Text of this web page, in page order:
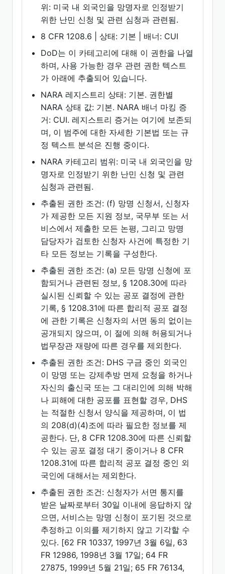
위: 미국 내 외국인을 망명자로 인정받기
위한 난민 신청 및 관련 심청과 관련됨.
8 CFR 1208.6 | 상태: 기본 | 배너: CUI
DoD는 이 카테고리에 대해 이 권한을 나열
하며, 사용 가능한 경우 관련 권한 텍스트
가 아래에 추출되어 있습니다.
NARA 레지스트리 상태: 기본. 권한별
NARA 상태 값: 기본. NARA 배너 마킹 증
거: CUI. 레지스트리 증거는 여기에 보존되
며, 이 범주에 대한 자세한 기본법 또는 규
정 텍스트 분석은 진행 중이다.
NARA 카테고리 범위: 미국 내 외국인을 망
명자로 인정받기 위한 난민 신청 및 관련
심청과 관련됨.
추출된 권한 조건: (f) 망명 신청서, 신청자
가 제공한 모든 지원 정보, 국무부 또는 서
비스에서 제출한 모든 논평, 그리고 망명
담당자가 검토한 신청자 사건에 특정한 기
타 모든 정보는 기록을 구성한다.
추출된 권한 조건: (a) 모든 망명 신청에 포
함되거나 관련된 정보, § 1208.30에 따라
실시된 신뢰할 수 있는 공포 결정에 관한
기록, § 1208.31에 따른 합리적 공포 결정
에 관한 기록은 신청자의 서면 동의 없이는
공개되지 않으며, 이 절에 의해 허용되거나
법무장관 재량에 따른 경우를 제외한다.
추출된 권한 조건: DHS 구금 중인 외국인
이 망명 또는 강제추방 면제 요청을 하거나
자신의 출신국 또는 그 대리인에 의해 박해
나 피해에 대한 공포를 표현할 경우, DHS
는 적절한 신청서 양식을 제공하며, 이 법
의 208(d)(4)조에 따라 필요한 정보를 제
공한다. 단, 8 CFR 1208.30에 따른 신뢰할
수 있는 공포 결정 대기 중이거나 8 CFR
1208.31에 따른 합리적 공포 결정 중인 외
국인에 대해서는 제외한다.
추출된 권한 조건: 신청자가 서면 통지를
받은 날짜로부터 30일 이내에 응답하지 않
으면, 서비스는 망명 신청이 포기된 것으로
추정하고 이의를 제기하지 않고 기각할 수
있다. [62 FR 10337, 1997년 3월 6일, 63
FR 12986, 1998년 3월 17일; 64 FR
27875, 1999년 5월 21일; 65 FR 76134,